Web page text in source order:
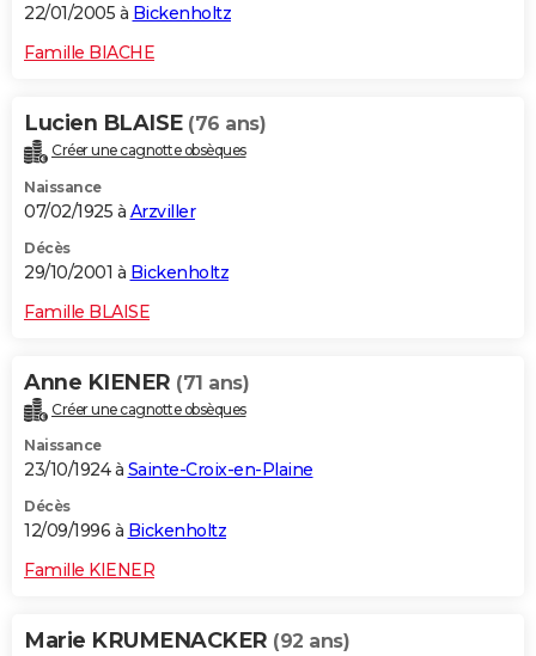
22/01/2005 à Bickenholtz
Famille BIACHE
Lucien BLAISE (76 ans)
Créer une cagnotte obsèques
Naissance
07/02/1925 à Arzviller
Décès
29/10/2001 à Bickenholtz
Famille BLAISE
Anne KIENER (71 ans)
Créer une cagnotte obsèques
Naissance
23/10/1924 à Sainte-Croix-en-Plaine
Décès
12/09/1996 à Bickenholtz
Famille KIENER
Marie KRUMENACKER (92 ans)